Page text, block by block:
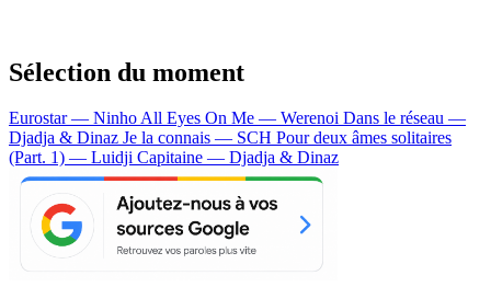
Sélection du moment
Eurostar — NinhoAll Eyes On Me — Werenoi Dans le réseau —
Djadja & Dinaz Je la connais — SCH Pour deux âmes solitaires
(Part. 1) — Luidji Capitaine — Djadja & Dinaz